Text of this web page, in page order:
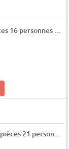
Chalet quadriplex 8 pièces 21 personnes